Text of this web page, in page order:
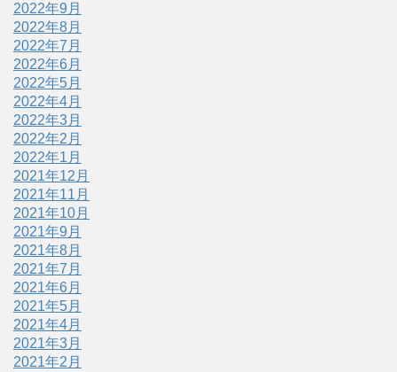
2022年9月
2022年8月
2022年7月
2022年6月
2022年5月
2022年4月
2022年3月
2022年2月
2022年1月
2021年12月
2021年11月
2021年10月
2021年9月
2021年8月
2021年7月
2021年6月
2021年5月
2021年4月
2021年3月
2021年2月